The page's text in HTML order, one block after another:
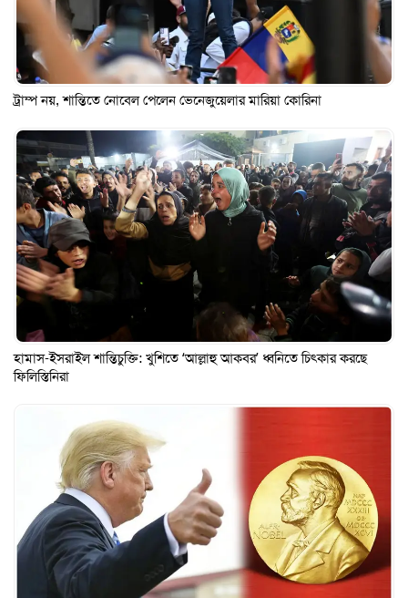
ট্রাম্প নয়, শান্তিতে নোবেল পেলেন ভেনেজুয়েলার মারিয়া কোরিনা
হামাস-ইসরাইল শান্তিচুক্তি: খুশিতে ‘আল্লাহু আকবর’ ধ্বনিতে চিৎকার করছে
ফিলিস্তিনিরা